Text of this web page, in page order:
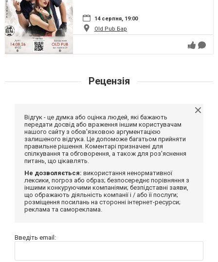
14 серпня, 19:00
Old Pub Бар
Рецензія
Відгук - це думка або оцінка людей, які бажають
передати досвід або враження іншим користувачам
нашого сайту з обов'язковою аргументацією
залишеного відгука. Це допоможе багатьом прийняти
правильне рішення. Коментарі призначені для
спілкування та обговорення, а також для роз'яснення
питань, що цікавлять.
Не дозволяється: використання ненормативної
лексики, погроз або образ; безпосереднє порівняння з
іншими конкуруючими компаніями; безпідставні заяви,
що ображають діяльність компанії і / або її послуги;
розміщення посилань на сторонні інтернет-ресурси;
реклама та самореклама.
Введіть email: